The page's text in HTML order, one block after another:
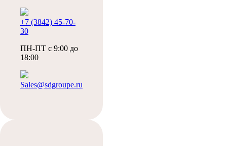
+7 (3842) 45-70-
30
ПН-ПТ с 9:00 до
18:00
Sales@sdgroupe.ru